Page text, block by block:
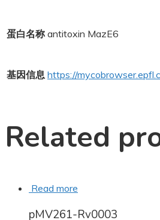
蛋白名称 antitoxin MazE6
基因信息 https://
Related
Read more
pMV261-Rv0003